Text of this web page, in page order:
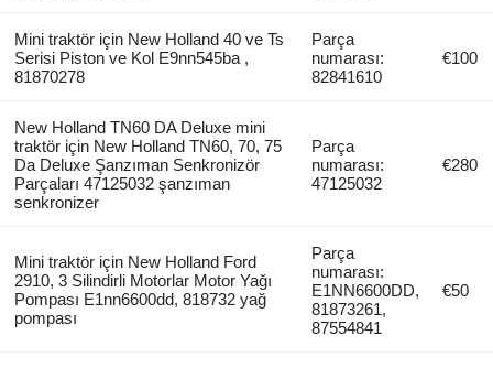
Mini traktör için New Holland 40 ve Ts
Serisi Piston ve Kol E9nn545ba ,
81870278
Parça
numarası:
82841610
€100
New Holland TN60 DA Deluxe mini
traktör için New Holland TN60, 70, 75
Da Deluxe Şanzıman Senkronizör
Parçaları 47125032 şanzıman
senkronizer
Parça
numarası:
47125032
€280
Mini traktör için New Holland Ford
2910, 3 Silindirli Motorlar Motor Yağı
Pompası E1nn6600dd, 818732 yağ
pompası
Parça
numarası:
E1NN6600DD,
81873261,
87554841
€50